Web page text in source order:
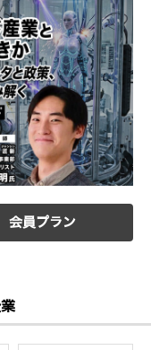
会員プラン